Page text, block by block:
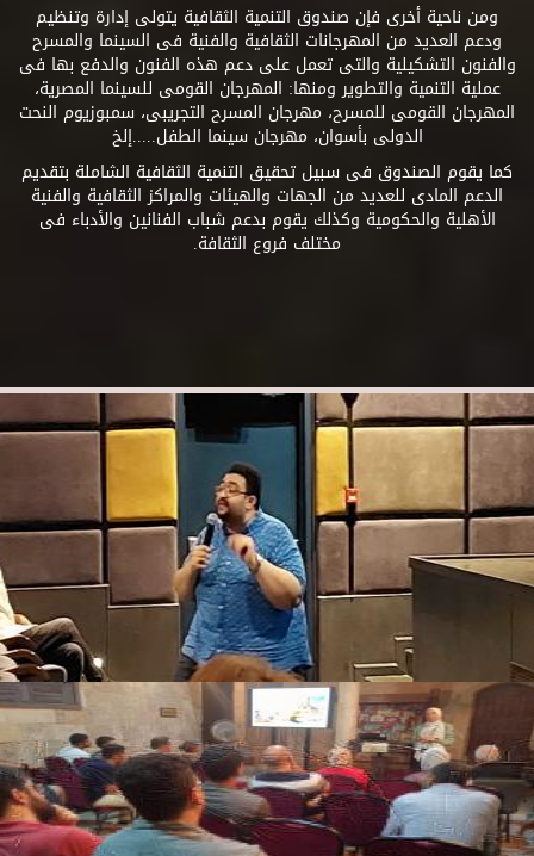
ومن ناحية أخرى فإن صندوق التنمية الثقافية يتولى إدارة وتنظيم
ودعم العديد من المهرجانات الثقافية والفنية فى السينما والمسرح
والفنون التشكيلية والتى تعمل على دعم هذه الفنون والدفع بها فى
عملية التنمية والتطوير ومنها: المهرجان القومى للسينما المصرية،
المهرجان القومى للمسرح، مهرجان المسرح التجريبى، سمبوزيوم النحت
الدولى بأسوان، مهرجان سينما الطفل.....إلخ
كما يقوم الصندوق فى سبيل تحقيق التنمية الثقافية الشاملة بتقديم
الدعم المادى للعديد من الجهات والهيئات والمراكز الثقافية والفنية
الأهلية والحكومية وكذلك يقوم بدعم شباب الفنانين والأدباء فى
مختلف فروع الثقافة.